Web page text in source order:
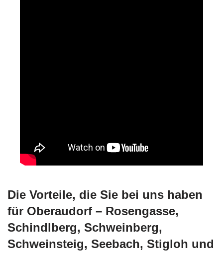
Die Vorteile, die Sie bei uns haben
für Oberaudorf – Rosengasse,
Schindlberg, Schweinberg,
Schweinsteig, Seebach, Stigloh und